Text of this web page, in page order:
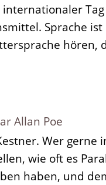
Sprache
Allan Poe
Wer
wie oft es
haben, und